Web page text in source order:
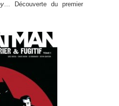
… Découverte du premier